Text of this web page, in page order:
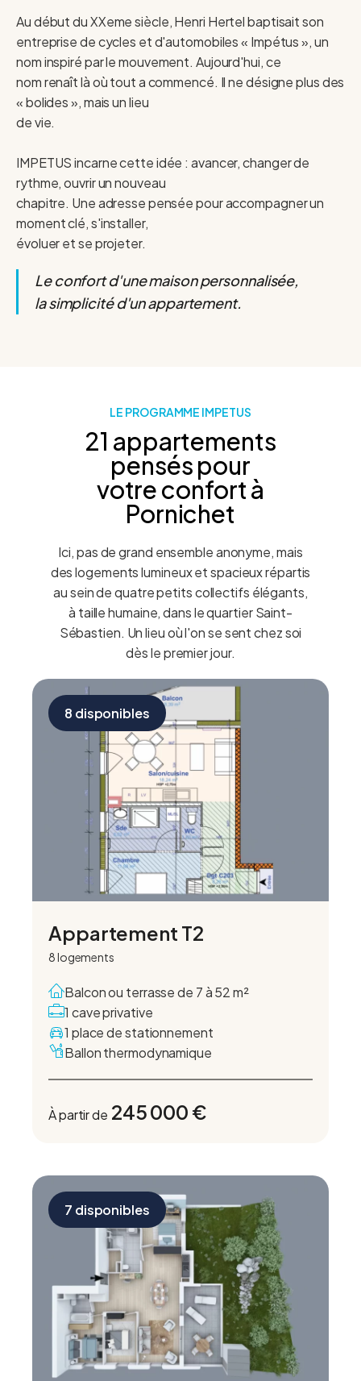
Au début du XXeme siècle, Henri Hertel baptisait son
entreprise de cycles et d'automobiles « Impétus », un
nom inspiré par le mouvement. Aujourd'hui, ce
nom renaît là où tout a commencé. Il ne désigne plus des
« bolides », mais un lieu
de vie.
IMPETUS incarne cette idée : avancer, changer de
rythme, ouvrir un nouveau
chapitre. Une adresse pensée pour accompagner un
moment clé, s'installer,
évoluer et se projeter.
Le confort d'une maison personnalisée,
la simplicité d'un appartement.
LE PROGRAMME IMPETUS
21 appartements
pensés pour
votre confort à
Pornichet
Ici, pas de grand ensemble anonyme, mais
des logements lumineux et spacieux répartis
au sein de quatre petits collectifs élégants,
à taille humaine, dans le quartier Saint-
Sébastien. Un lieu où l'on se sent chez soi
dès le premier jour.
8 disponibles
Appartement T2
8 logements
Balcon ou terrasse de 7 à 52 m²
1 cave privative
1 place de stationnement
Ballon thermodynamique
À partir de 245 000 €
7 disponibles